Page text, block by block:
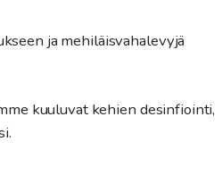
ja mehiläisvahalevyjä
kuuluvat kehien desinfiointi,